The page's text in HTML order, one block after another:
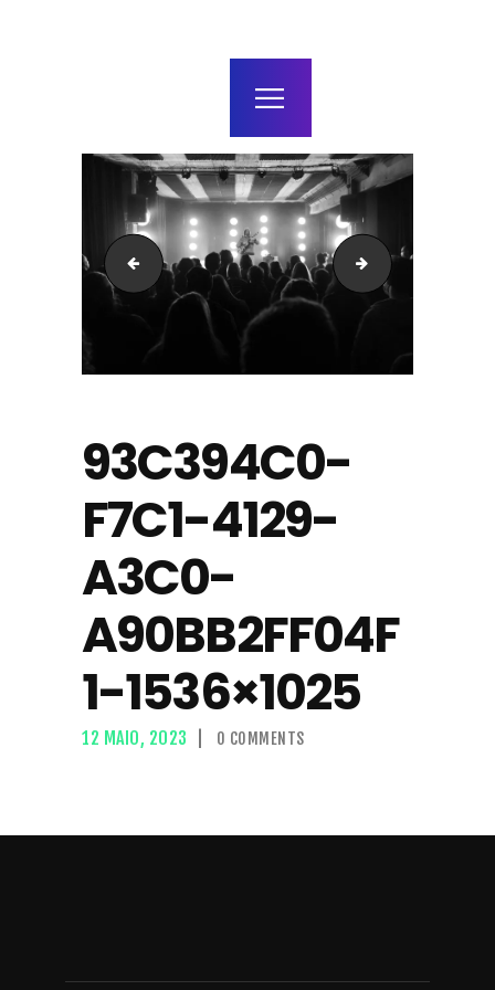
agenda / bilhetes
alugar
mais
248CE118-DC63-40CC-9A8A-B0E8F4D5871B051EC82B-
93C394C0-
F7C1-4129-
A3C0-
A90BB2FF04F
1-1536×1025
12 MAIO, 2023 0 COMMENTS